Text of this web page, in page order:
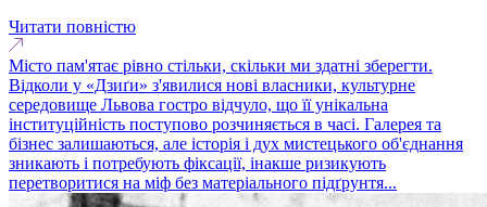
Читати повністю
Місто пам'ятає рівно стільки, скільки ми здатні зберегти.
Відколи у «Дзиґи» з'явилися нові власники, культурне
середовище Львова гостро відчуло, що її унікальна
інституційність поступово розчиняється в часі. Галерея та
бізнес залишаються, але історія і дух мистецького об'єднання
зникають і потребують фіксації, інакше ризикують
перетворитися на міф без матеріального підґрунтя...